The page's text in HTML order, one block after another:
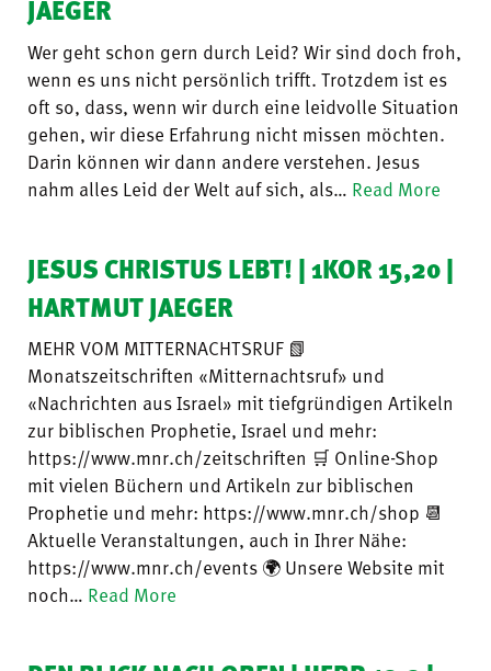
JAEGER
Wer geht schon gern durch Leid? Wir sind doch froh,
wenn es uns nicht persönlich trifft. Trotzdem ist es
oft so, dass, wenn wir durch eine leidvolle Situation
gehen, wir diese Erfahrung nicht missen möchten.
Darin können wir dann andere verstehen. Jesus
nahm alles Leid der Welt auf sich, als… Read More
JESUS CHRISTUS LEBT! | 1KOR 15,20 |
HARTMUT JAEGER
MEHR VOM MITTERNACHTSRUF 📗
Monatszeitschriften «Mitternachtsruf» und
«Nachrichten aus Israel» mit tiefgründigen Artikeln
zur biblischen Prophetie, Israel und mehr:
https://www.mnr.ch/zeitschriften 🛒 Online-Shop
mit vielen Büchern und Artikeln zur biblischen
Prophetie und mehr: https://www.mnr.ch/shop 📆
Aktuelle Veranstaltungen, auch in Ihrer Nähe:
https://www.mnr.ch/events 🌍 Unsere Website mit
noch… Read More